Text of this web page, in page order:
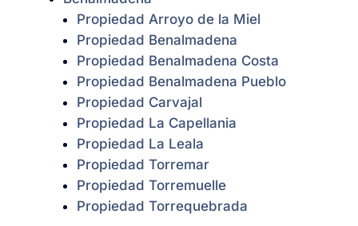
Propiedad Arroyo de la Miel
Propiedad Benalmadena
Propiedad Benalmadena Costa
Propiedad Benalmadena Pueblo
Propiedad Carvajal
Propiedad La Capellania
Propiedad La Leala
Propiedad Torremar
Propiedad Torremuelle
Propiedad Torrequebrada